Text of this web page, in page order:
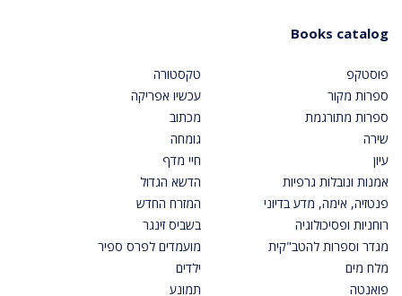
Books catalog
פוסטקפ
ספרות מקור
ספרות מתורגמת
שירה
עיון
אמנות ונובלות גרפיות
פנטזיה, אימה, מדע בדיוני
רוחניות ופסיכולוגיה
מגדר וספרות להטב"קית
מלח מים
פואנטה
טקסטורה
עכשיו אפריקה
מכתוב
גומחה
חיי מדף
הדשא הגדול
המזרח החדש
בשביס זינגר
מועמדים לפרס ספיר
ילדים
תמונע